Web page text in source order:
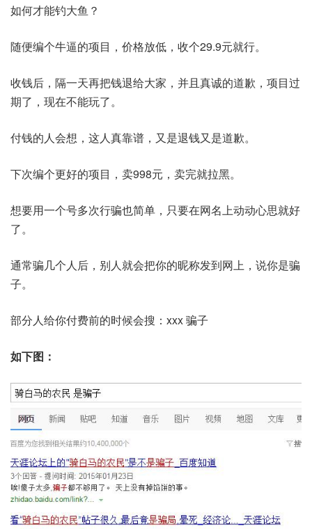
如何才能钓大鱼？
随便编个牛逼的项目，价格放低，收个29.9元就行。
收钱后，隔一天再把钱退给大家，并且真诚的道歉，项目过
期了，现在不能玩了。
付钱的人会想，这人真靠谱，又是退钱又是道歉。
下次编个更好的项目，卖998元，卖完就拉黑。
想要用一个号多次行骗也简单，只要在网名上动动心思就好
了。
通常骗几个人后，别人就会把你的昵称发到网上，说你是骗
子。
部分人给你付费前的时候会搜：xxx 骗子
如下图：